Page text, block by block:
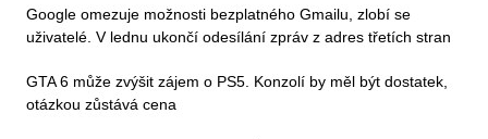
Google omezuje možnosti bezplatného Gmailu, zlobí se
uživatelé. V lednu ukončí odesílání zpráv z adres třetích stran
GTA 6 může zvýšit zájem o PS5. Konzolí by měl být dostatek,
otázkou zůstává cena